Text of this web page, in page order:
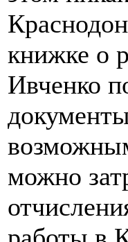
книжке о
Ивченко
можно